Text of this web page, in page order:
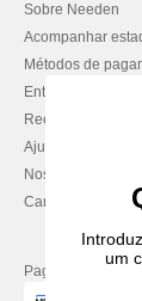
Sobre Needen
Acompanhar
Métodos de
Entrega
Reembolsos /
Ajuda & FAQs
Nossos
Carreiras
Pague com
um